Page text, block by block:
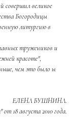
великое
Богородицы
литургию в
тружеников и
красоте",
чем это было ы
ЕЛЕНА БУШНИНА.
18 августа 2010 года.